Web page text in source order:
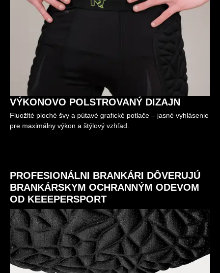
VÝKONOVO POLSTROVANÝ DIZAJN
Fluožlté ploché švy a pútavé grafické potlače – jasné vyhlásenie
pre maximálny výkon a štýlový vzhľad.
PROFESIONÁLNI BRANKÁRI DÔVERUJÚ
BRANKÁRSKYM OCHRANNÝM ODEVOM
OD KEEEPERSPORT